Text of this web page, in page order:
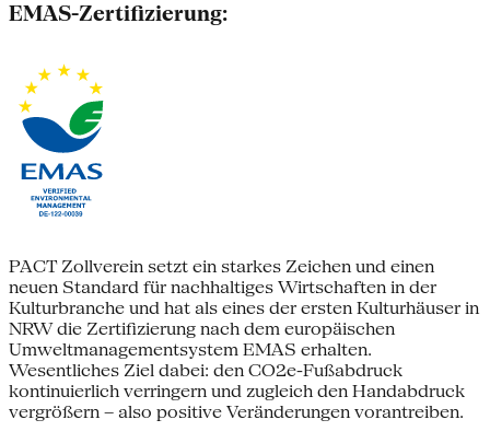
EMAS-Zertifizierung:
PACT Zollverein setzt ein starkes Zeichen und einen
neuen Standard für nachhaltiges Wirtschaften in der
Kulturbranche und hat als eines der ersten Kulturhäuser in
NRW die Zertifizierung nach dem europäischen
Umweltmanagementsystem EMAS erhalten.
Wesentliches Ziel dabei: den CO2e-Fußabdruck
kontinuierlich verringern und zugleich den Handabdruck
vergrößern – also positive Veränderungen vorantreiben.